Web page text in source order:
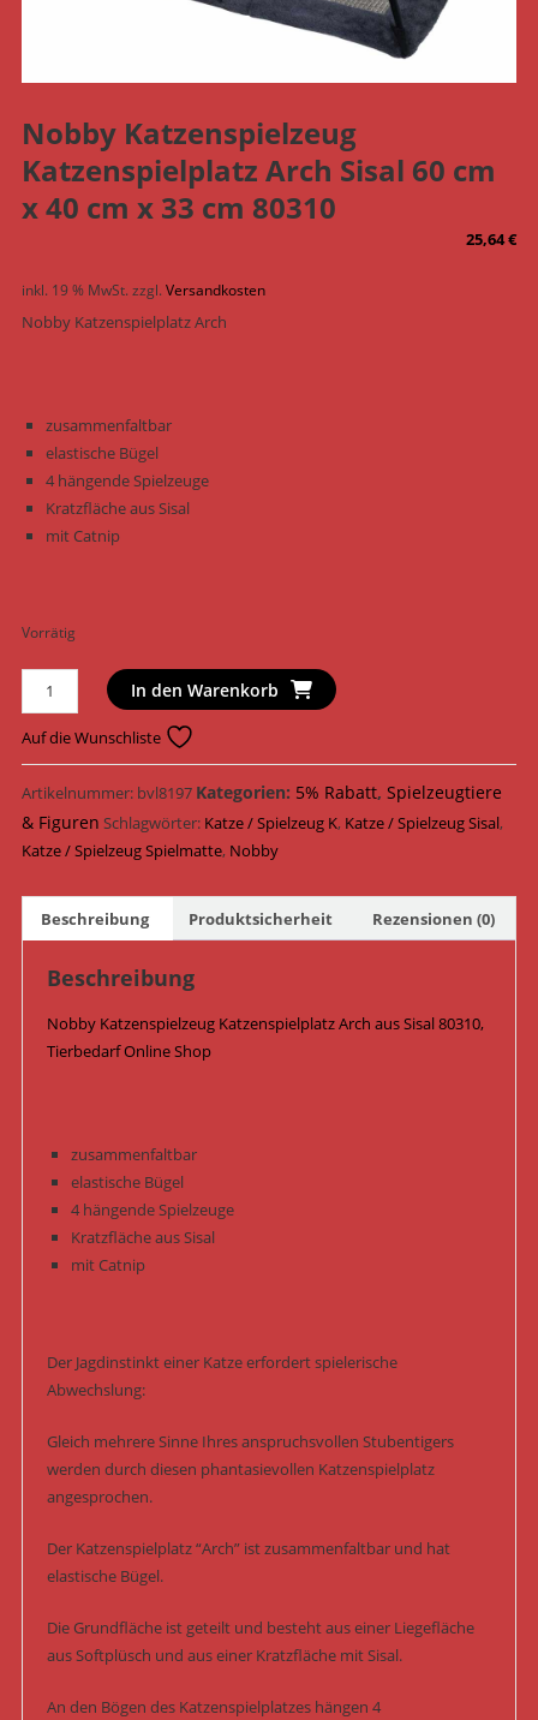
Nobby Katzenspielzeug
Katzenspielplatz Arch Sisal 60 cm
x 40 cm x 33 cm 80310
25,64€
inkl. 19 % MwSt.zzgl.Versandkosten
Nobby Katzenspielplatz Arch
zusammenfaltbar
elastische Bügel
4 hängende Spielzeuge
Kratzfläche aus Sisal
mit Catnip
Vorrätig
Nobby
Katzenspielzeug
Katzenspielplatz
Arch
Sisal
60
cm
40
80310
In den Warenkorb
Auf die Wunschliste
Artikelnummer: bvl8197 Kategorien: 5% Rabatt, Spielzeugtiere
& Figuren Schlagwörter: Katze / Spielzeug K, Katze / Spielzeug Sisal,
Katze / Spielzeug Spielmatte, Nobby
Beschreibung Produktsicherheit Rezensionen (0)
Beschreibung
Nobby Katzenspielzeug Katzenspielplatz Arch aus Sisal 80310,
Tierbedarf Online Shop
zusammenfaltbar
elastische Bügel
4 hängende Spielzeuge
Kratzfläche aus Sisal
mit Catnip
Der Jagdinstinkt einer Katze erfordert spielerische
Abwechslung:
Gleich mehrere Sinne Ihres anspruchsvollen Stubentigers
werden durch diesen phantasievollen Katzenspielplatz
angesprochen.
Der Katzenspielplatz “Arch” ist zusammenfaltbar und hat
elastische Bügel.
Die Grundfläche ist geteilt und besteht aus einer Liegefläche
aus Softplüsch und aus einer Kratzfläche mit Sisal.
An den Bögen des Katzenspielplatzes hängen 4